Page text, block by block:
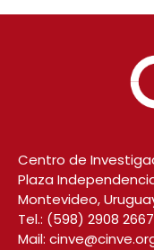
Centro de
Plaza
Montevideo,
Tel.: (598) 2908 2667
Mail: